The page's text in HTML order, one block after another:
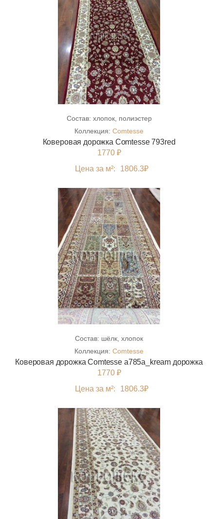
Состав: хлопок, полиэстер
Коллекция: Comtesse
Коверовая дорожка Comtesse 793red
1770 ₽
Цена за м²:
1806.3₽
Состав: шёлк, хлопок
Коллекция: Comtesse
Коверовая дорожка Comtesse a785a_kream дорожка
1770 ₽
Цена за м²:
1806.3₽